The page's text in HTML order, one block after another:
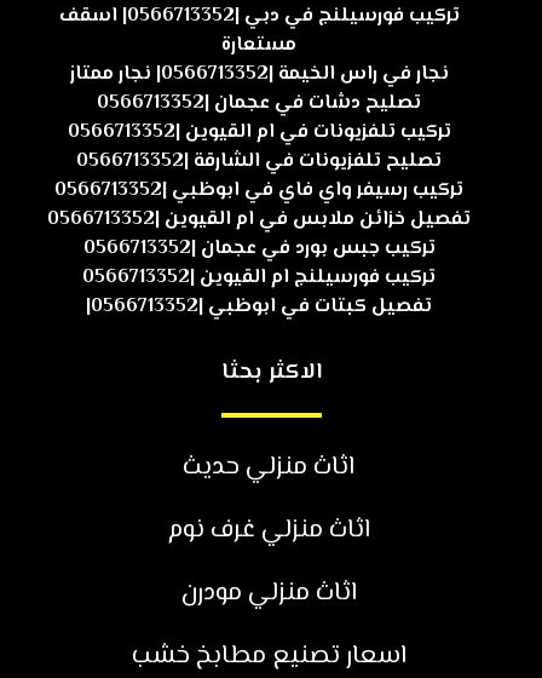
تركيب فورسيلنج في دبي |0566713352| اسقف
مستعارة
نجار في راس الخيمة |0566713352| نجار ممتاز
تصليح دشات في عجمان |0566713352
تركيب تلفزيونات في ام القيوين |0566713352
تصليح تلفزيونات في الشارقة |0566713352
تركيب رسيفر واي فاي في ابوظبي |0566713352
تفصيل خزائن ملابس في ام القيوين |0566713352
تركيب جبس بورد في عجمان |0566713352
تركيب فورسيلنج ام القيوين |0566713352
تفصيل كبتات في ابوظبي |0566713352|
الاكثر بحثا
اثاث منزلي حديث
اثاث منزلي غرف نوم
اثاث منزلي مودرن
اسعار تصنيع مطابخ خشب